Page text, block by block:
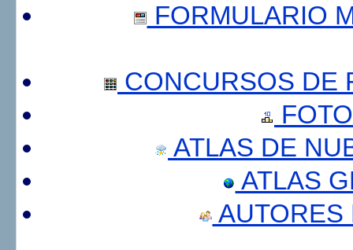
FORMULARIO
CONCURSOS DE
ATLAS DE
ATLAS
AUTORES